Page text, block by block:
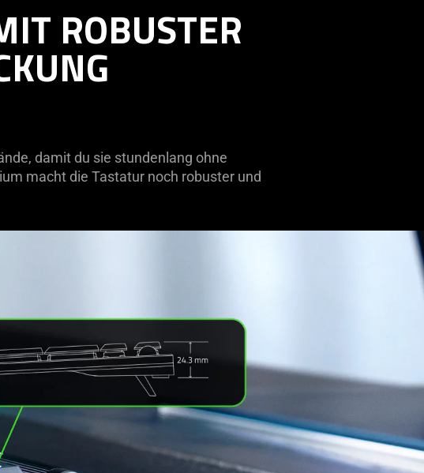
ROBUSTER
damit du sie stundenlang ohne
macht die Tastatur noch robuster und